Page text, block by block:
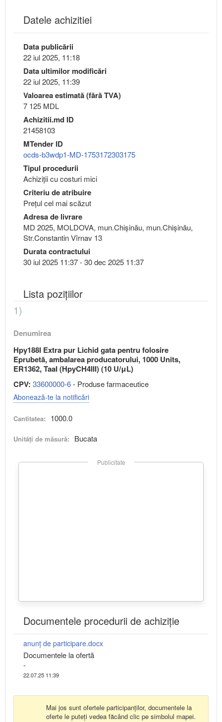
Datele achizitiei
Data publicării
22 iul 2025, 11:18
Data ultimilor modificări
22 iul 2025, 11:39
Valoarea estimată (fără TVA)
7 125 MDL
Achizitii.md ID
21458103
MTender ID
ocds-b3wdp1-MD-1753172303175
Tipul procedurii
Achiziții cu costuri mici
Criteriu de atribuire
Preţul cel mai scăzut
Adresa de livrare
MD 2025, MOLDOVA, mun.Chişinău, mun.Chişinău,
Str.Constantin Vîrnav 13
Durata contractului
30 iul 2025 11:37 - 30 dec 2025 11:37
Lista pozițiilor
1)
Denumirea
Hpy188I Extra pur Lichid gata pentru folosire
Eprubetă, ambalarea producatorului, 1000 Units,
ER1362, TaaI (HpyCH4III) (10 U/μL)
CPV: 33600000-6- Produse farmaceutice
Abonează-te la notificări
Cantitatea: 1000.0
Unități de măsură: Bucata
Publicitate
Documentele procedurii de achiziție
anunț de participare.docx
Documentele la ofertă
-
22.07.25 11:39
Mai jos sunt ofertele participanților, documentele la
oferte le puteți vedea făcând clic pe simbolul mapei.